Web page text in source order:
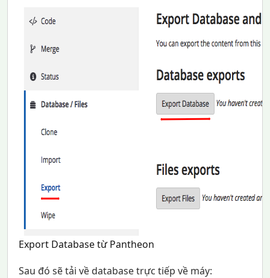
Export Database từ Pantheon
Sau đó sẽ tải về database trực tiếp về máy: